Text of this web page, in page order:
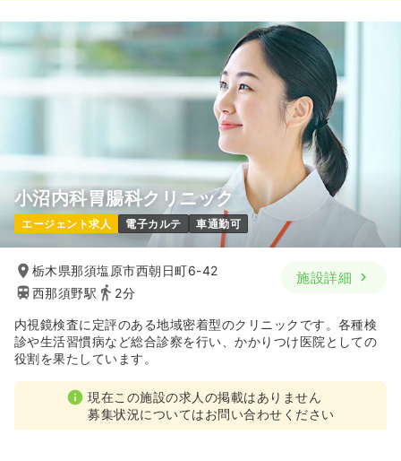
一時募集休止
ブランク可
第二新卒可
気になる 詳細を見る
日勤のみ（常勤）
給与 23.4万円 /月 賞与80.1万円
※経験5年の例
時間 8:30～17:30
4週8休以上
ブランク可
第二新卒可
月給24万円以上可
オペ室(手術室)正看護師
日勤のみ（常勤） 一時募集休止
給与 42.8〜49.6万円/月 賞与2回
4週8休以上
月給40万円以上可
気になる 詳細を見る
小沼内科胃腸科クリニック
エージェント求人 電子カルテ 車通勤可
栃木県那須塩原市西朝日町6-42
西那須野駅
2分
施設詳細
内視鏡検査に定評のある地域密着型のクリニックです。各種検
診や生活習慣病など総合診察を行い、かかりつけ医院としての
役割を果たしています。
現在この施設の求人の掲載はありません
募集状況についてはお問い合わせください